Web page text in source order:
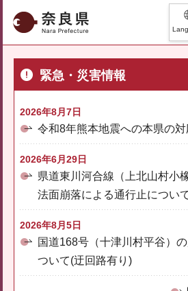
奈良県
緊急・災害情報
2026年8月7日
令和8年熊本地震への本県の
2026年6月29日
県道東川河合線（上北山村小
法面崩落による通行止につい
2026年8月5日
国道168号（十津川村平谷）
ついて(迂回路有り)